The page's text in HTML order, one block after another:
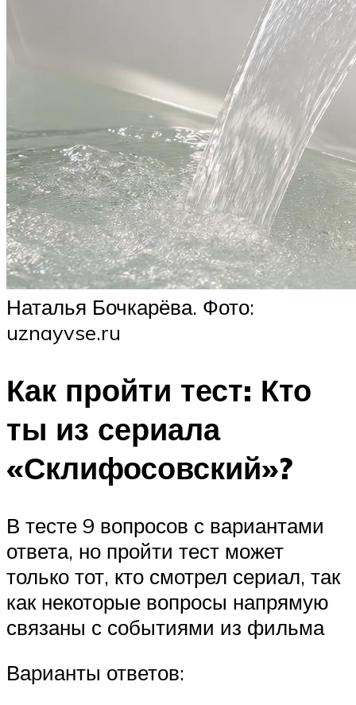
Наталья Бочкарёва. Фото:
uznayvse.ru
Как пройти тест: Кто
ты из сериала
«Склифосовский»?
В тесте 9 вопросов с вариантами
ответа, но пройти тест может
только тот, кто смотрел сериал, так
как некоторые вопросы напрямую
связаны с событиями из фильма
Варианты ответов: